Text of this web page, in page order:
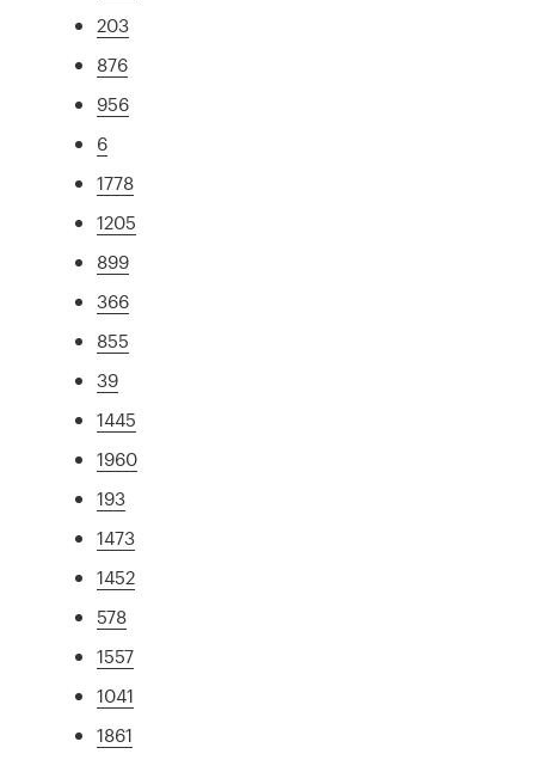
203
876
956
6
1778
1205
899
366
855
39
1445
1960
193
1473
1452
578
1557
1041
1861